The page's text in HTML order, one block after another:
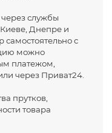
службы
Днепре и
самостоятельно с
можно
платежом,
через Приват24.
прутков,
товара